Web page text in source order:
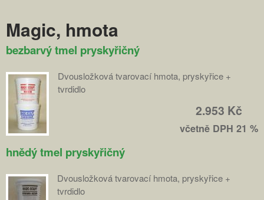
Magic, hmota
bezbarvý tmel pryskyřičný
Dvousložková tvarovací hmota, pryskyřice +
tvrdidlo
2.953 Kč
včetně DPH 21 %
hnědý tmel pryskyřičný
Dvousložková tvarovací hmota, pryskyřice +
tvrdidlo